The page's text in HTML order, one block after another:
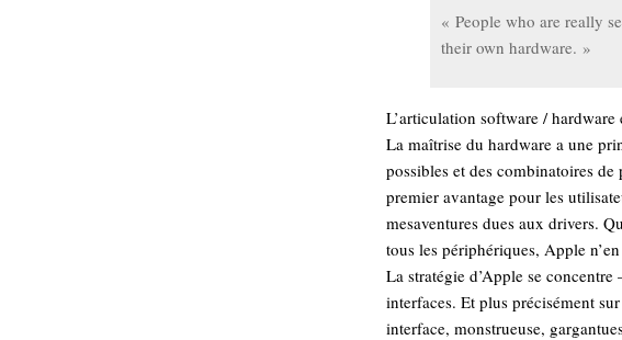
« People who are really
their own hardware. »
L’articulation software /
La maîtrise du hardware a une
possibles et des combinatoires
premier avantage pour les
mesaventures dues aux drivers.
tous les périphériques, Apple
La stratégie d’Apple se concentre
interfaces. Et plus précisément
interface, monstrueuse,